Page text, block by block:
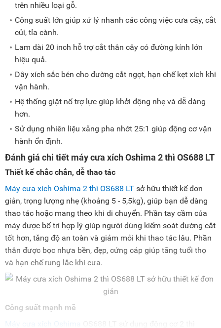
trên nhiều loại gỗ.
Công suất lớn giúp xử lý nhanh các công việc cưa cây, cắt
củi, tỉa cành.
Lam dài 20 inch hỗ trợ cắt thân cây có đường kính lớn
hiệu quả.
Dây xích sắc bén cho đường cắt ngọt, hạn chế kẹt xích khi
vận hành.
Hệ thống giật nổ trợ lực giúp khởi động nhẹ và dễ dàng
hơn.
Sử dụng nhiên liệu xăng pha nhớt 25:1 giúp động cơ vận
hành ổn định.
Đánh giá chi tiết máy cưa xích Oshima 2 thì OS688 LT
Thiết kế chắc chắn, dễ thao tác
Máy cưa xích Oshima 2 thì OS688 LT sở hữu thiết kế đơn
giản, trọng lượng nhẹ (khoảng 5 - 5,5kg), giúp bạn dễ dàng
thao tác hoặc mang theo khi di chuyển. Phần tay cầm của
máy được bố trí hợp lý giúp người dùng kiểm soát đường cắt
tốt hơn, tăng độ an toàn và giảm mỏi khi thao tác lâu. Phần
thân được bọc nhựa bền, đẹp, cứng cáp giúp tăng tuổi thọ
và hạn chế rung lắc khi cưa.
Công suất mạnh mẽ
Máy cưa xích Oshima